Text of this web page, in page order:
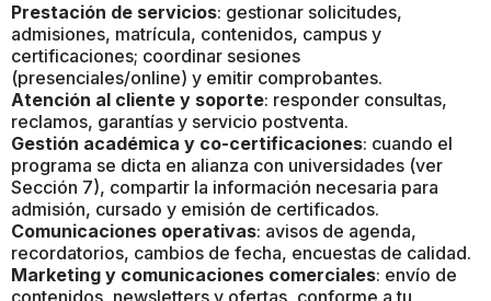
Prestación de servicios: gestionar solicitudes,
admisiones, matrícula, contenidos, campus y
certificaciones; coordinar sesiones
(presenciales/online) y emitir comprobantes.
Atención al cliente y soporte: responder consultas,
reclamos, garantías y servicio postventa.
Gestión académica y co-certificaciones: cuando el
programa se dicta en alianza con universidades (ver
Sección 7), compartir la información necesaria para
admisión, cursado y emisión de certificados.
Comunicaciones operativas: avisos de agenda,
recordatorios, cambios de fecha, encuestas de calidad.
Marketing y comunicaciones comerciales: envío de